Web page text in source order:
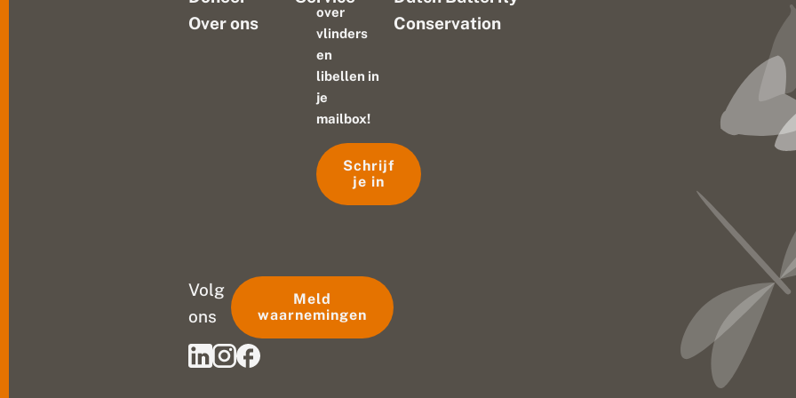
Over ons
Conservation
over
vlinders
en
libellen in
je
mailbox!
Schrijf
je in
Volg
ons
Meld
waarnemingen